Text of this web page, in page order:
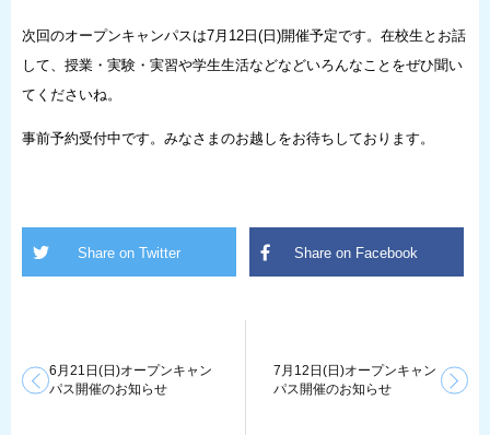
次回のオープンキャンパスは7月12日(日)開催予定です。在校生とお話
して、授業・実験・実習や学生生活などなどいろんなことをぜひ聞い
てくださいね。
事前予約受付中です。みなさまのお越しをお待ちしております。
6月21日(日)オープンキャン
パス開催のお知らせ
7月12日(日)オープンキャン
パス開催のお知らせ